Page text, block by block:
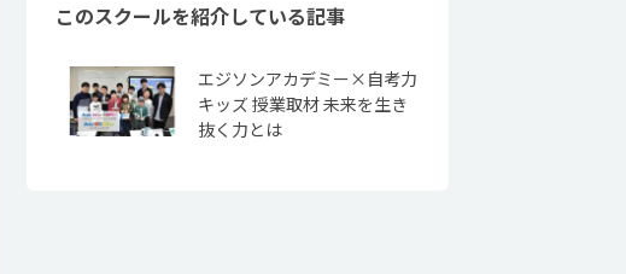
このスクールを紹介している記事
エジソンアカデミー×自考力
キッズ 授業取材 未来を生き
抜く力とは